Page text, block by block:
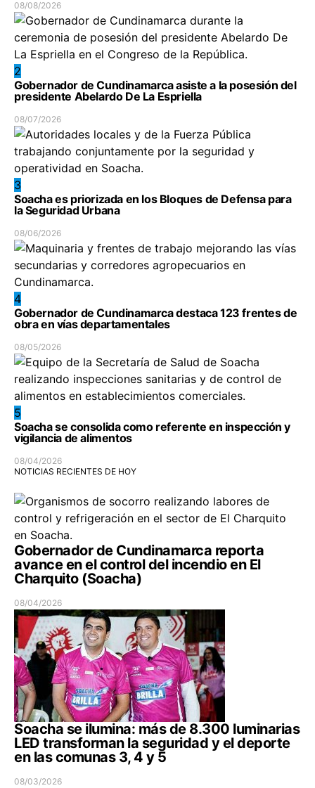
08/08/2026
2
Gobernador de Cundinamarca asiste a la posesión del
presidente Abelardo De La Espriella
08/07/2026
3
Soacha es priorizada en los Bloques de Defensa para
la Seguridad Urbana
08/06/2026
4
Gobernador de Cundinamarca destaca 123 frentes de
obra en vías departamentales
08/05/2026
5
Soacha se consolida como referente en inspección y
vigilancia de alimentos
08/04/2026
NOTICIAS RECIENTES DE HOY
Gobernador de Cundinamarca reporta
avance en el control del incendio en El
Charquito (Soacha)
08/04/2026
Soacha se ilumina: más de 8.300 luminarias
LED transforman la seguridad y el deporte
en las comunas 3, 4 y 5
08/03/2026